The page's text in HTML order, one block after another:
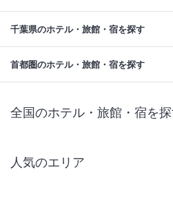
千葉県のホテル・旅館・宿を探す
首都圏のホテル・旅館・宿を探す
全国のホテル・旅館・宿を
人気のエリア